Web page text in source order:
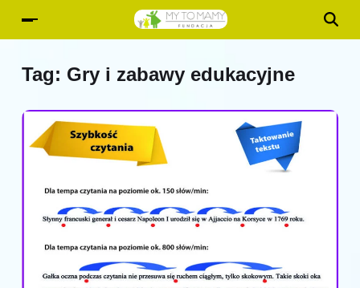
Tag: Gry i zabawy edukacyjne